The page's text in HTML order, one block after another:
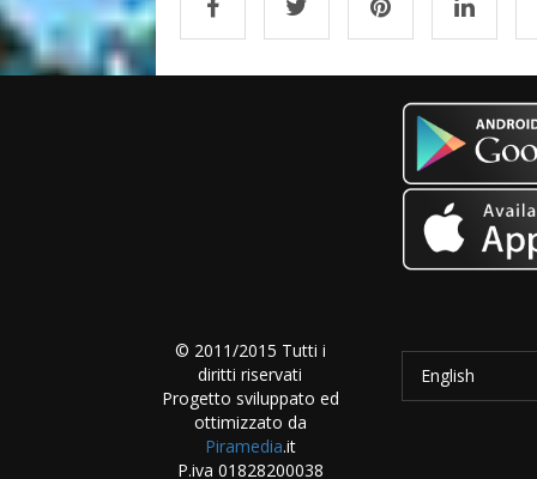
© 2011/2015 Tutti i
diritti riservati
Progetto sviluppato ed
ottimizzato da
Piramedia.it
P.iva 01828200038
English